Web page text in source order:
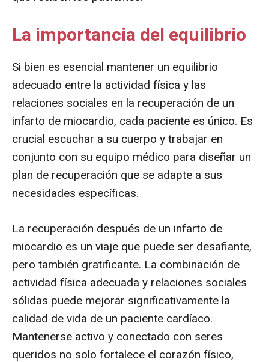
La importancia del equilibrio
Si bien es esencial mantener un equilibrio
adecuado entre la actividad física y las
relaciones sociales en la recuperación de un
infarto de miocardio, cada paciente es único. Es
crucial escuchar a su cuerpo y trabajar en
conjunto con su equipo médico para diseñar un
plan de recuperación que se adapte a sus
necesidades específicas.
La recuperación después de un infarto de
miocardio es un viaje que puede ser desafiante,
pero también gratificante. La combinación de
actividad física adecuada y relaciones sociales
sólidas puede mejorar significativamente la
calidad de vida de un paciente cardíaco.
Mantenerse activo y conectado con seres
queridos no solo fortalece el corazón físico,